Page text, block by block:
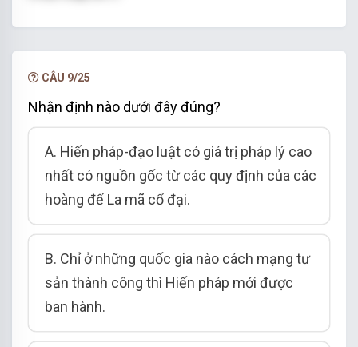
CÂU 9/25
Nhận định nào dưới đây đúng?
A. Hiến pháp-đạo luật có giá trị pháp lý cao
nhất có nguồn gốc từ các quy định của các
hoàng đế La mã cổ đại.
B. Chỉ ở những quốc gia nào cách mạng tư
sản thành công thì Hiến pháp mới được
ban hành.